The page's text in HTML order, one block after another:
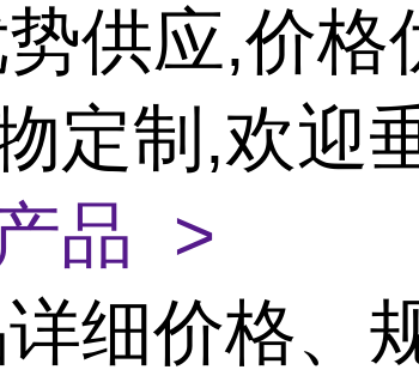
供应,价格
定制,欢迎
品 >
细价格、